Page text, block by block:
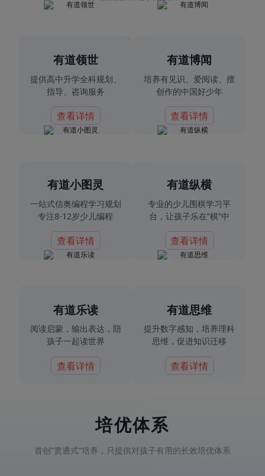
有道领世
提供高中升学全科规划、
指导、咨询服务
查看详情
有道博闻
培养有见识、爱阅读、擅
创作的中国好少年
查看详情
有道小图灵
一站式信奥编程学习规划
专注8-12岁少儿编程
查看详情
有道纵横
专业的少儿围棋学习平
台，让孩子乐在“棋”中
查看详情
有道乐读
阅读启蒙，输出表达，陪
孩子一起读世界
查看详情
有道思维
提升数字感知，培养理科
思维，促进知识迁移
查看详情
培优体系
首创“贯通式”培养，只提供对孩子有用的长效培优体系